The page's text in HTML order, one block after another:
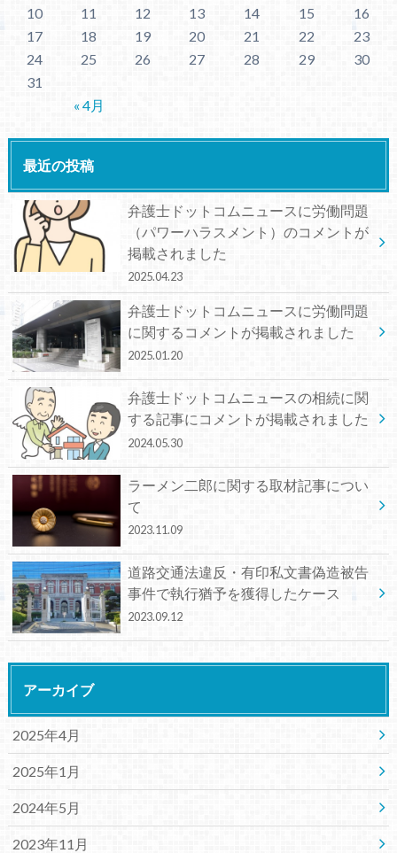
« 4月
10
11 12 13 14 15
16
17
18 19 20 21 22
23
24
25 26 27 28 29
30
31
最近の投稿
弁護士ドットコムニュースに労働問題
（パワーハラスメント）のコメントが
掲載されました
2025.04.23
弁護士ドットコムニュースに労働問題
に関するコメントが掲載されました
2025.01.20
弁護士ドットコムニュースの相続に関
する記事にコメントが掲載されました
2024.05.30
ラーメン二郎に関する取材記事につい
て
2023.11.09
道路交通法違反・有印私文書偽造被告
事件で執行猶予を獲得したケース
2023.09.12
アーカイブ
2025年4月
2025年1月
2024年5月
2023年11月